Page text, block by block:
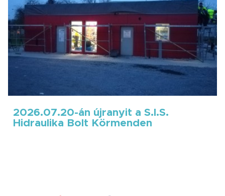
2026.07.20-án újranyit a S.I.S.
Hidraulika Bolt Körmenden